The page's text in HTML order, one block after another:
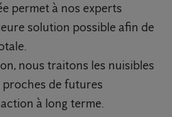
permet à nos experts
solution possible afin de
nous traitons les nuisibles
de futures
à long terme.